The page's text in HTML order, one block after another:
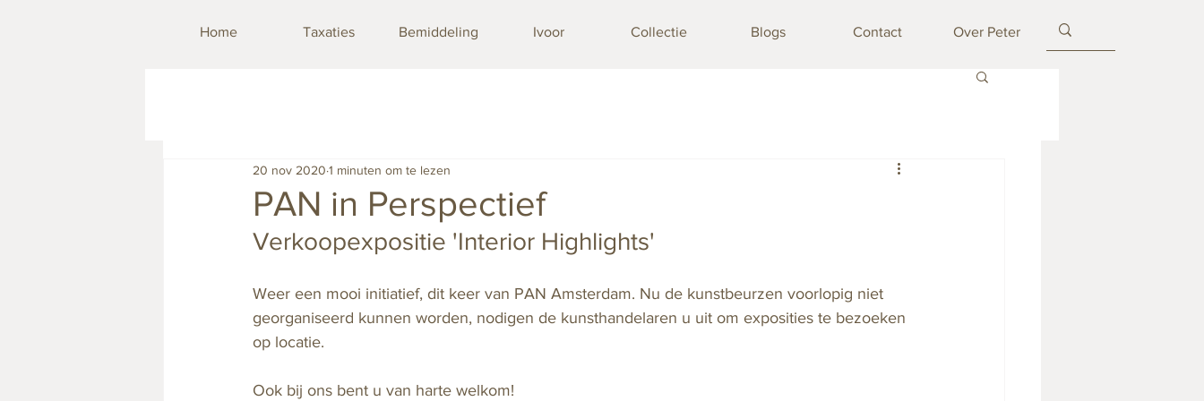
Home Taxaties Bemiddeling Ivoor Collectie Blogs Contact Over Peter
PAN in Perspectief
20 nov 2020 1 minuten om te lezen
Verkoopexpositie 'Interior Highlights'
Weer een mooi initiatief, dit keer van PAN Amsterdam. Nu de kunstbeurzen voorlopig niet
georganiseerd kunnen worden, nodigen de kunsthandelaren u uit om exposities te bezoeken
op locatie.
Ook bij ons bent u van harte welkom!